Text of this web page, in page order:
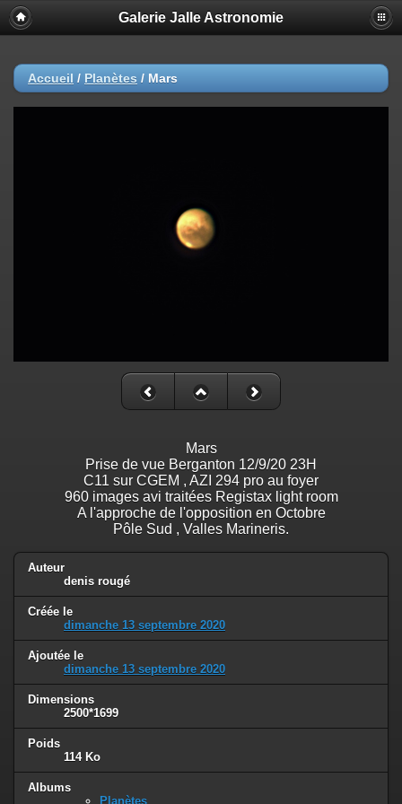
Galerie Jalle Astronomie
Accueil / Planètes / Mars
Mars
Prise de vue Berganton 12/9/20 23H
C11 sur CGEM , AZI 294 pro au foyer
960 images avi traitées Registax light room
A l'approche de l'opposition en Octobre
Pôle Sud , Valles Marineris.
Auteur
denis rougé
Créée le
dimanche 13 septembre 2020
Ajoutée le
dimanche 13 septembre 2020
Dimensions
2500*1699
Poids
114 Ko
Albums
Planètes